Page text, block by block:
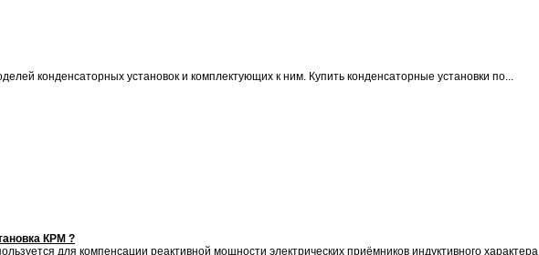
конденсаторных установок и комплектующих к ним. Купить конденсаторные установки по...
КРМ ?
для компенсации реактивной мощности электрических приёмников индуктивного